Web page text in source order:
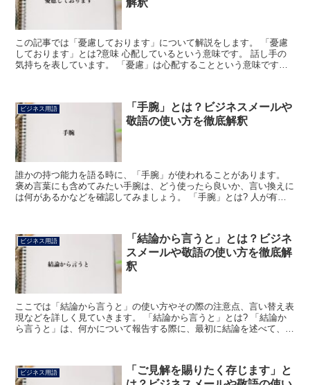
解釈
この記事では「憂慮しております」について解説をします。 「憂慮
しております」とは?意味 心配しているという意味です。 話し手の
気持ちを表しています。 「憂慮」は心配することという意味です。
ビジネス用語
「手腕」とは？ビジネスメールや
敬語の使い方を徹底解釈
誰かの持つ能力を語る時に、「手腕」が使われることがあります。
褒め言葉にも含めてみたい手腕は、どう使ったら良いか、言い換えに
は何があるかなどを確認してみましょう。 「手腕」とは? 人が有し
ビジネス用語
「結論から言うと」とは？ビジネ
スメールや敬語の使い方を徹底解
釈
ここでは「結論から言うと」の使い方やその際の注意点、言い替え表
現などを詳しく見ていきます。 「結論から言うと」とは? 「結論か
ら言うと」は、何かについて報告する際に、最初に結論を述べて、続
ビジネス用語
「ご見解を賜りたく存じます」と